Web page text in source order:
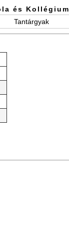
és Kollégium
Tantárgyak